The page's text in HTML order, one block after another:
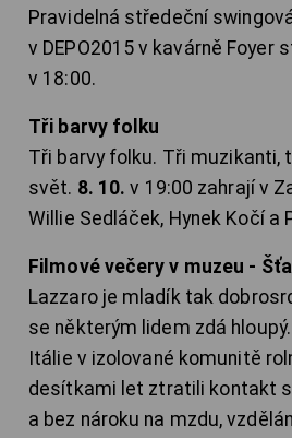
Pravidelná středeční
v DEPO2015 v kavárně Foyer
v 18:00.
Tři barvy folku
Tři barvy folku. Tři muzikanti,
svět. 8. 10. v 19:00 zahrají v
Willie Sedláček, Hynek Kočí a
Filmové večery v muzeu -
Lazzaro je mladík tak
se některým lidem zdá
Itálie v izolované komunitě
desítkami let ztratili kontakt
a bez nároku na mzdu,